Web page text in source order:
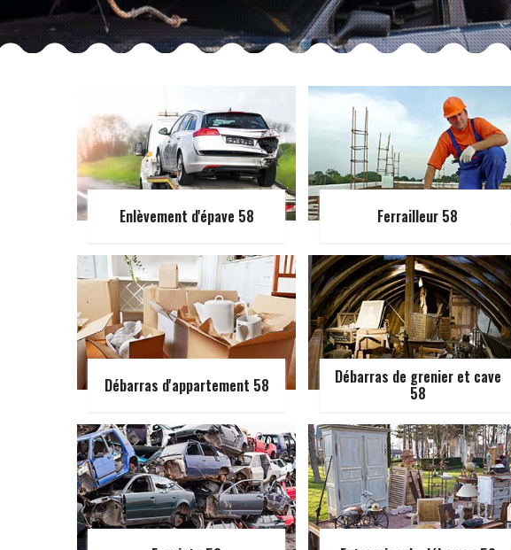
Enlèvement d'épave 58 Ferrailleur 58
Débarras d'appartement 58 Débarras de grenier et cave
58